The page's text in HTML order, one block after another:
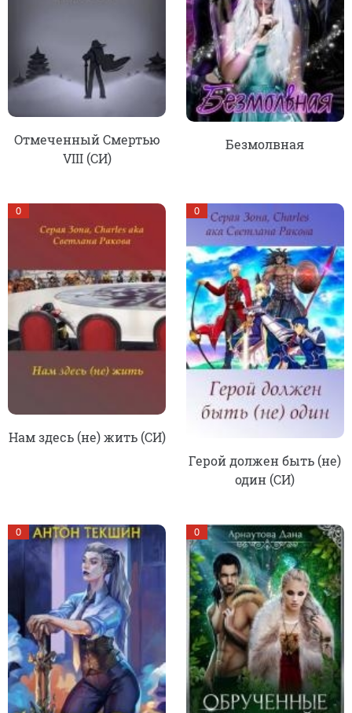
Отмеченный Смертью
VIII (СИ)
Безмолвная
Нам здесь (не) жить (СИ)
0
Герой должен быть (не)
один (СИ)
0
0 0